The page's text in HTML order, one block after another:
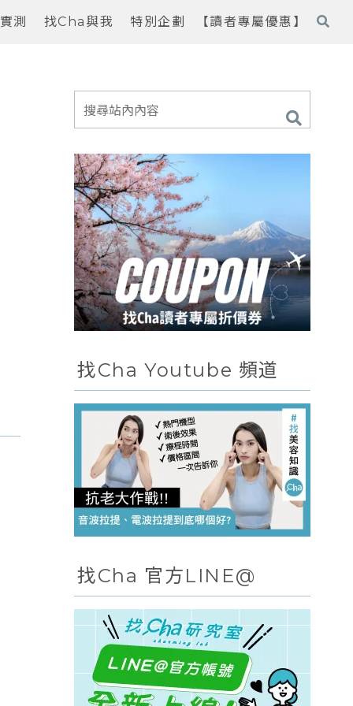
測 找Cha與我 特別企劃 【讀者專屬優惠】
找Cha Youtube 頻道
找Cha 官方LINE@